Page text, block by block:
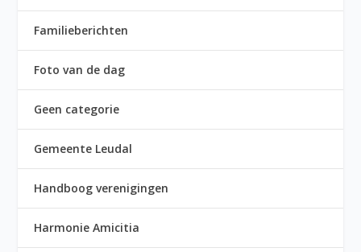
Familieberichten
Foto van de dag
Geen categorie
Gemeente Leudal
Handboog verenigingen
Harmonie Amicitia